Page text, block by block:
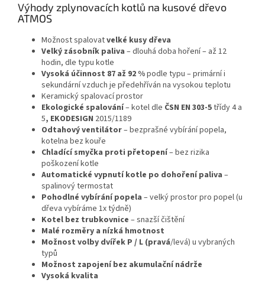
Výhody zplynovacích kotlů na kusové dřevo
ATMOS
Možnost spalovatvelké kusy dřeva
Velký zásobník paliva – dlouhá doba hoření – až 12
hodin, dle typu kotle
Vysoká účinnost 87 až 92 %podle typu – primární i
sekundární vzduch je předehříván na vysokou teplotu
Keramický spalovací prostor
Ekologické spalování– kotel dle ČSN EN 303-5třídy 4 a
5, EKODESIGN 2015/1189
Odtahový ventilátor– bezprašné vybírání popela,
kotelna bez kouře
Chladící smyčka proti přetopení– bez rizika
poškození kotle
Automatické vypnutí kotle po dohoření paliva –
spalinový termostat
Pohodlné vybírání popela – velký prostor pro popel (u
dřeva vybíráme 1x týdně)
Kotel bez trubkovnice – snazší čištění
Malé rozměry a nízká hmotnost
Možnost volby dvířek P / L (pravá/levá) u vybraných
typů
Možnost zapojení bez akumulační nádrže
Vysoká kvalita